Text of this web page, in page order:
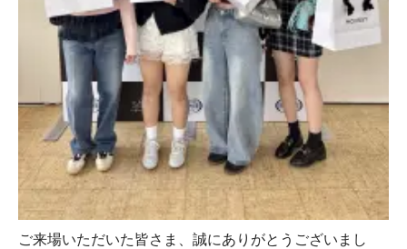
ご来場いただいた皆さま、誠にありがとうございまし